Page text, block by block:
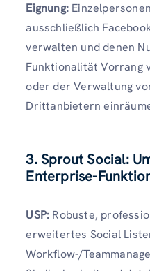
Eignung:
ausschließlich
verwalten und denen
Funktionalität Vorrang
oder der Verwaltung
Drittanbietern
3. Sprout Social:
Enterprise-
USP: Robuste,
erweitertes Social
Workflow-/